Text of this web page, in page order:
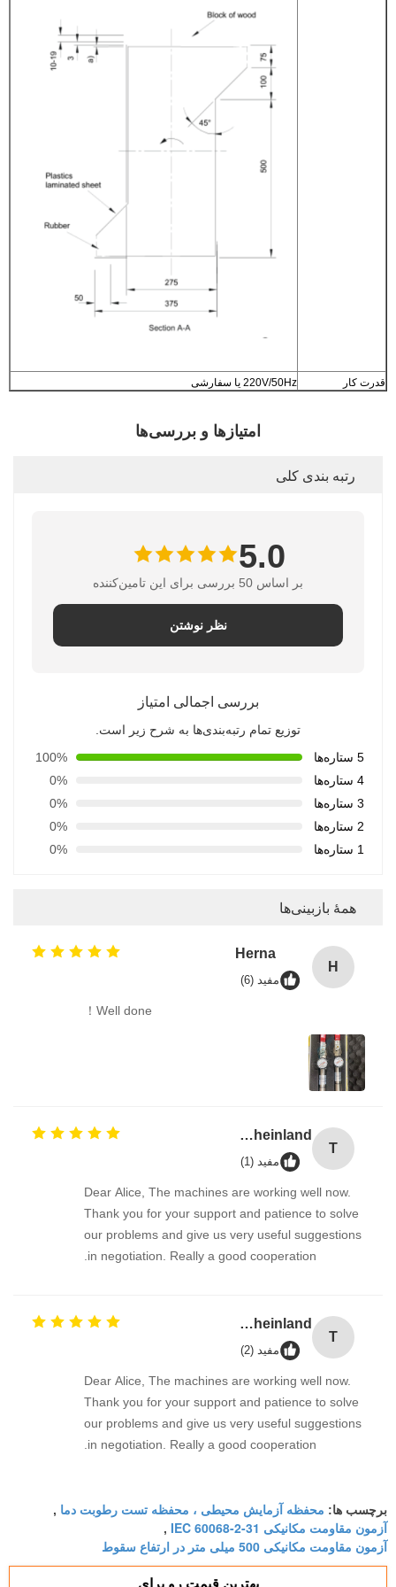
قدرت کار 220V/50Hz یا سفارشی
امتیازها و بررسی‌ها
رتبه بندی کلی
5.0
بر اساس 50 بررسی برای این تامین‌کننده
نظر نوشتن
بررسی اجمالی امتیاز
توزیع تمام رتبه‌بندی‌ها به شرح زیر است.
5 ستاره‌ها
100%
4 ستاره‌ها
0%
3 ستاره‌ها
0%
2 ستاره‌ها
0%
1 ستاره‌ها
0%
همهٔ بازبینی‌ها
H
Herna
مفید (6)
Well done！
T
TUV Rheinland
مفید (1)
Dear Alice, The machines are working well now.
Thank you for your support and patience to solve
our problems and give us very useful suggestions
in negotiation. Really a good cooperation.
T
TUV Rheinland
مفید (2)
Dear Alice, The machines are working well now.
Thank you for your support and patience to solve
our problems and give us very useful suggestions
in negotiation. Really a good cooperation.
برچسب ها: محفظه آزمایش محیطی ، محفظه تست رطوبت دما ,
آزمون مقاومت مکانیکی IEC 60068-2-31 ,
آزمون مقاومت مکانیکی 500 میلی متر در ارتفاع سقوط
بهترين قيمت رو براي